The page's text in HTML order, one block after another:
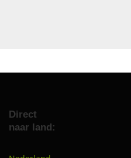
Direct
naar land: